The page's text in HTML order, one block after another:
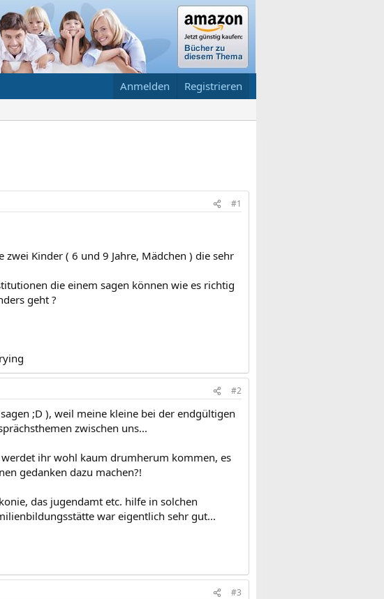
Anmelden Registrieren
#1
Kinder ( 6 und 9 Jahre, Mädchen ) die sehr
die einem sagen können wie es richtig
geht ?
#2
;D ), weil meine kleine bei der endgültigen
zwischen uns...
ihr wohl kaum drumherum kommen, es
gedanken dazu machen?!
das jugendamt etc. hilfe in solchen
war eigentlich sehr gut...
#3